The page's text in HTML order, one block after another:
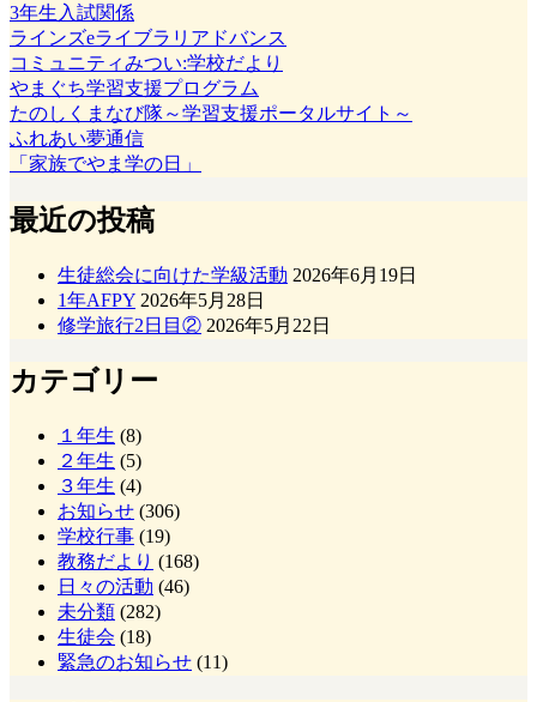
3年生入試関係
ラインズeライブラリアドバンス
コミュニティみつい:学校だより
やまぐち学習支援プログラム
たのしくまなび隊～学習支援ポータルサイト～
ふれあい夢通信
「家族でやま学の日」
最近の投稿
生徒総会に向けた学級活動 2026年6月19日
1年AFPY 2026年5月28日
修学旅行2日目② 2026年5月22日
カテゴリー
１年生 (8)
２年生 (5)
３年生 (4)
お知らせ (306)
学校行事 (19)
教務だより (168)
日々の活動 (46)
未分類 (282)
生徒会 (18)
緊急のお知らせ (11)